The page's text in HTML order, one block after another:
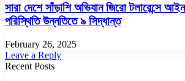
সারা দেশে সাঁড়াশি অভিযান জিরো টলারেন্সে
পরিস্থিতি উন্নতিতে ৯ সিদ্ধান্ত
February 26, 2025
Leave a Reply
Recent Posts